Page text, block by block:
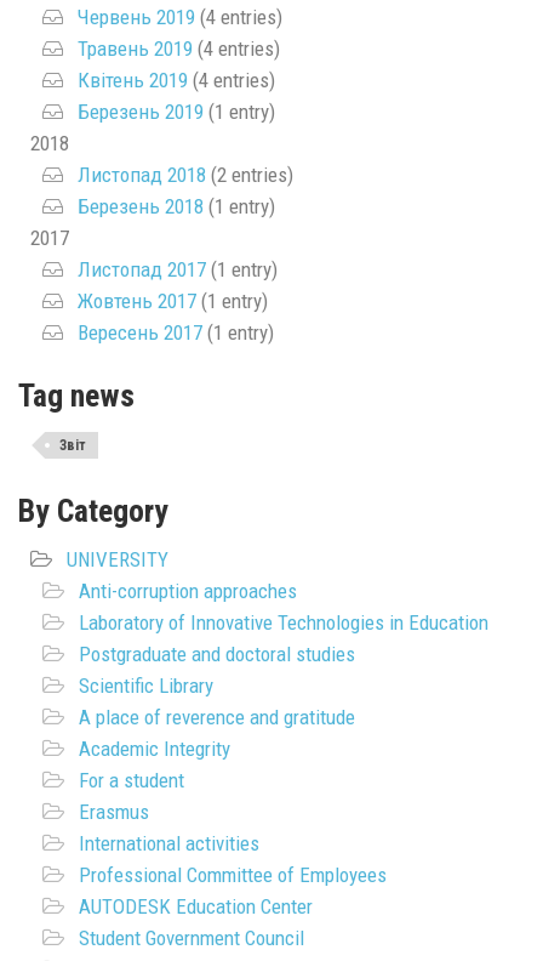
Червень 2019 (4 entries)
Травень 2019 (4 entries)
Квітень 2019 (4 entries)
Березень 2019 (1 entry)
2018
Листопад 2018 (2 entries)
Березень 2018 (1 entry)
2017
Листопад 2017 (1 entry)
Жовтень 2017 (1 entry)
Вересень 2017 (1 entry)
Tag news
Звіт
By Category
UNIVERSITY
Anti-corruption approaches
Laboratory of Innovative Technologies in Education
Postgraduate and doctoral studies
Scientific Library
A place of reverence and gratitude
Academic Integrity
For a student
Erasmus
International activities
Professional Committee of Employees
AUTODESK Education Center
Student Government Council